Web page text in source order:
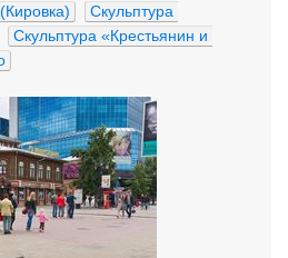
Скульптура
Скульптура «Крестьянин и